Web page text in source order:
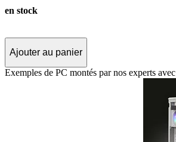
en stock
Ajouter au panier
Exemples de PC montés par nos experts avec